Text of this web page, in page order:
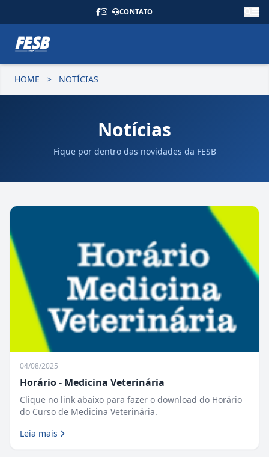
CONTATO
HOME > NOTÍCIAS
Notícias
Fique por dentro das novidades da FESB
04/08/2025
Horário - Medicina Veterinária
Clique no link abaixo para fazer o download do Horário
do Curso de Medicina Veterinária.
Leia mais